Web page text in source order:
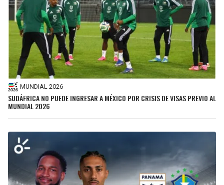
MUNDIAL 2026
SUDÁFRICA NO PUEDE INGRESAR A MÉXICO POR CRISIS DE VISAS PREVIO AL
MUNDIAL 2026